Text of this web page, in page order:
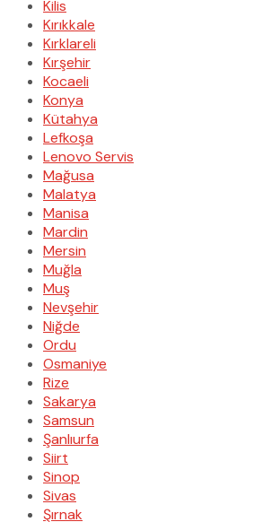
Kilis
Kırıkkale
Kırklareli
Kırşehir
Kocaeli
Konya
Kütahya
Lefkoşa
Lenovo Servis
Mağusa
Malatya
Manisa
Mardin
Mersin
Muğla
Muş
Nevşehir
Niğde
Ordu
Osmaniye
Rize
Sakarya
Samsun
Şanlıurfa
Siirt
Sinop
Sivas
Şırnak